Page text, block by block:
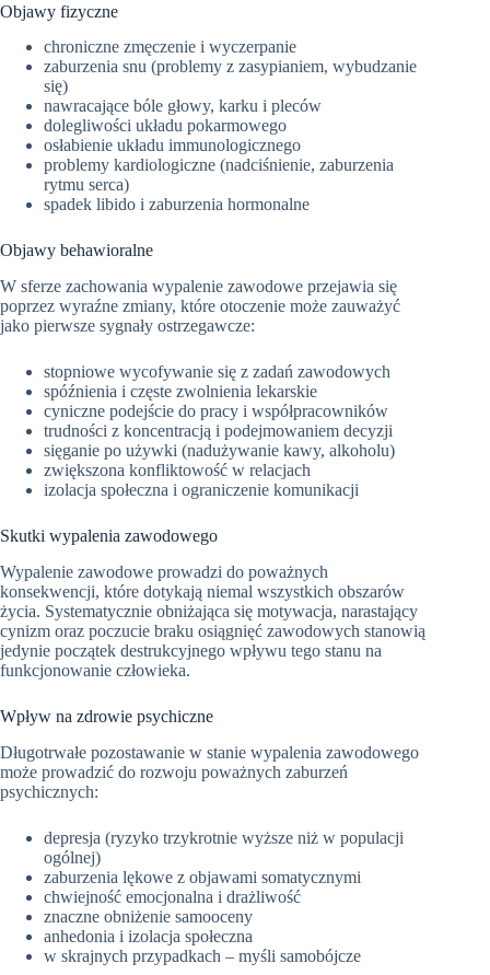
Objawy fizyczne
chroniczne zmęczenie i wyczerpanie
zaburzenia snu (problemy z zasypianiem, wybudzanie
się)
nawracające bóle głowy, karku i pleców
dolegliwości układu pokarmowego
osłabienie układu immunologicznego
problemy kardiologiczne (nadciśnienie, zaburzenia
rytmu serca)
spadek libido i zaburzenia hormonalne
Objawy behawioralne
W sferze zachowania wypalenie zawodowe przejawia się
poprzez wyraźne zmiany, które otoczenie może zauważyć
jako pierwsze sygnały ostrzegawcze:
stopniowe wycofywanie się z zadań zawodowych
spóźnienia i częste zwolnienia lekarskie
cyniczne podejście do pracy i współpracowników
trudności z koncentracją i podejmowaniem decyzji
sięganie po używki (nadużywanie kawy, alkoholu)
zwiększona konfliktowość w relacjach
izolacja społeczna i ograniczenie komunikacji
Skutki wypalenia zawodowego
Wypalenie zawodowe prowadzi do poważnych
konsekwencji, które dotykają niemal wszystkich obszarów
życia. Systematycznie obniżająca się motywacja, narastający
cynizm oraz poczucie braku osiągnięć zawodowych stanowią
jedynie początek destrukcyjnego wpływu tego stanu na
funkcjonowanie człowieka.
Wpływ na zdrowie psychiczne
Długotrwałe pozostawanie w stanie wypalenia zawodowego
może prowadzić do rozwoju poważnych zaburzeń
psychicznych:
depresja (ryzyko trzykrotnie wyższe niż w populacji
ogólnej)
zaburzenia lękowe z objawami somatycznymi
chwiejność emocjonalna i drażliwość
znaczne obniżenie samooceny
anhedonia i izolacja społeczna
w skrajnych przypadkach – myśli samobójcze